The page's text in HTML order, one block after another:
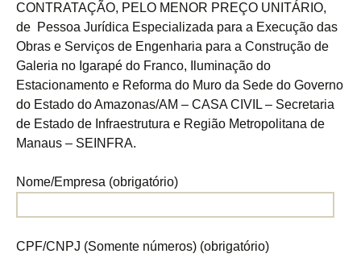
CONTRATAÇÃO, PELO MENOR PREÇO UNITÁRIO,
de Pessoa Jurídica Especializada para a Execução das
Obras e Serviços de Engenharia para a Construção de
Galeria no Igarapé do Franco, Iluminação do
Estacionamento e Reforma do Muro da Sede do Governo
do Estado do Amazonas/AM – CASA CIVIL – Secretaria
de Estado de Infraestrutura e Região Metropolitana de
Manaus – SEINFRA.
Nome/Empresa (obrigatório)
CPF/CNPJ (Somente números) (obrigatório)